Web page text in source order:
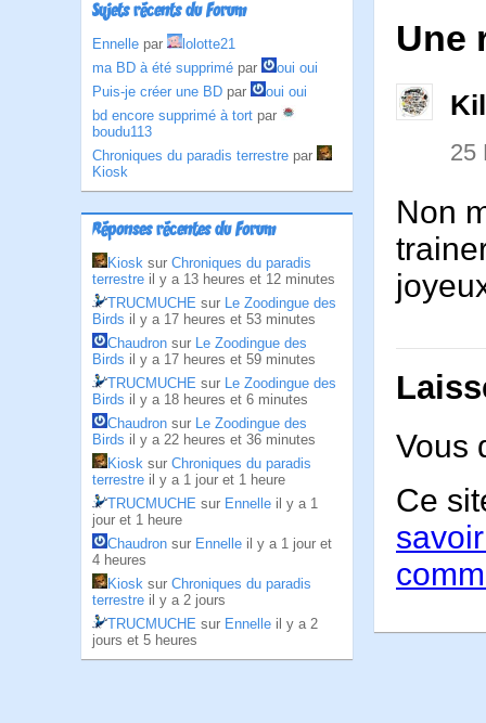
Sujets récents du Forum
Ennelle par
lolotte21
ma BD à été supprimé par
oui oui
Puis-je créer une BD par
oui oui
bd encore supprimé à tort par
boudu113
Chroniques du paradis terrestre par
Kiosk
Réponses récentes du Forum
Kiosk sur Chroniques du paradis
terrestre il y a 13 heures et 12 minutes
TRUCMUCHE sur Le Zoodingue des
Birds il y a 17 heures et 53 minutes
Chaudron sur Le Zoodingue des
Birds il y a 17 heures et 59 minutes
TRUCMUCHE sur Le Zoodingue des
Birds il y a 18 heures et 6 minutes
Chaudron sur Le Zoodingue des
Birds il y a 22 heures et 36 minutes
Kiosk sur Chroniques du paradis
terrestre il y a 1 jour et 1 heure
TRUCMUCHE sur Ennelle il y a 1
jour et 1 heure
Chaudron sur Ennelle il y a 1 jour et
4 heures
Kiosk sur Chroniques du paradis
terrestre il y a 2 jours
TRUCMUCHE sur Ennelle il y a 2
jours et 5 heures
Une
25
Non
Vous
Ce